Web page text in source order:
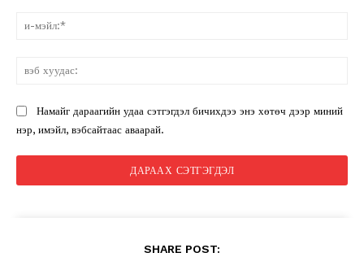
Намайг дараагийн удаа сэтгэгдэл бичихдээ энэ хөтөч дээр миний
нэр, имэйл, вэбсайтаас аваарай.
SHARE POST: